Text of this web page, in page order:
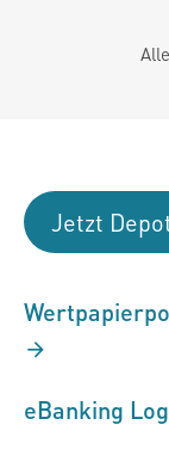
Jetzt
eBanking